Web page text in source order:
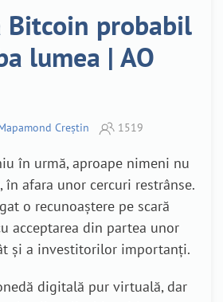
Bitcoin probabil
lumea | AO
Creștin 1519
în urmă, aproape nimeni nu
în afara unor cercuri restrânse.
o recunoaștere pe scară
acceptarea din partea unor
și a investitorilor importanți.
digitală pur virtuală, dar